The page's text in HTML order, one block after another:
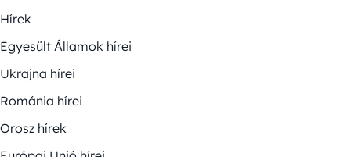
Hírek
Egyesült Államok hírei
Ukrajna hírei
Románia hírei
Orosz hírek